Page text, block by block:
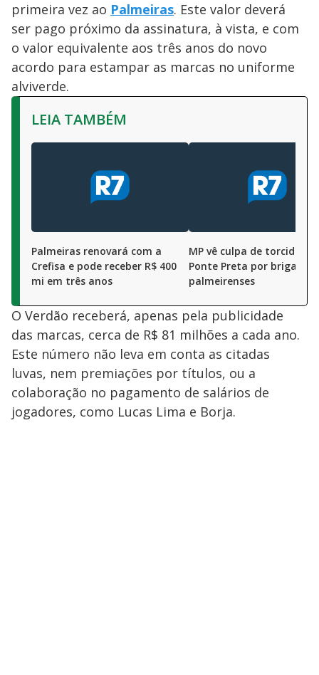
primeira vez ao Palmeiras. Este valor deverá
ser pago próximo da assinatura, à vista, e com
o valor equivalente aos três anos do novo
acordo para estampar as marcas no uniforme
alviverde.
LEIA TAMBÉM
Palmeiras renovará com a
Crefisa e pode receber R$ 400
mi em três anos
MP vê culpa de torcida da
Ponte Preta por briga
palmeirenses
O Verdão receberá, apenas pela publicidade
das marcas, cerca de R$ 81 milhões a cada ano.
Este número não leva em conta as citadas
luvas, nem premiações por títulos, ou a
colaboração no pagamento de salários de
jogadores, como Lucas Lima e Borja.